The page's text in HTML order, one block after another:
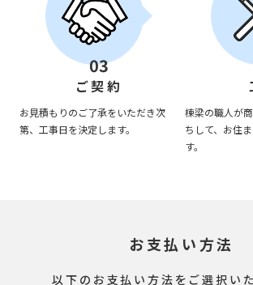
03
ご契約
お見積もりのご了承をいただき次
第、工事日を決定します。
棟梁の職人が
ちして、お住
す。
お支払い方法
以下のお支払い方法をご選択い